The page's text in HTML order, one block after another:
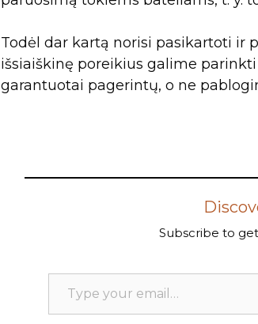
Todėl dar kartą norisi pasikartoti ir
išsiaiškinę poreikius galime
garantuotai pagerintų, o ne
Subscribe to